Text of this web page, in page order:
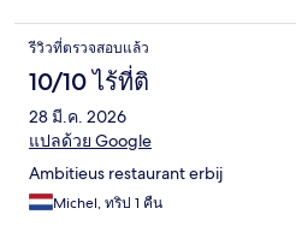
รีวิวที่ตรวจสอบแล้ว
10/10 ไร้ที่ติ
28 มี.ค. 2026
แปลด้วย Google
Ambitieus restaurant erbij
Michel, ทริป 1 คืน